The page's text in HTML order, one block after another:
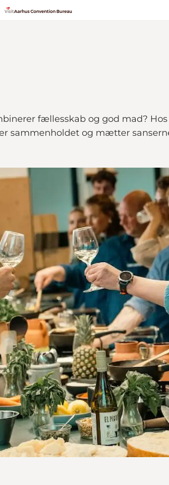
fællesskab og god mad?
sammenholdet og mætter